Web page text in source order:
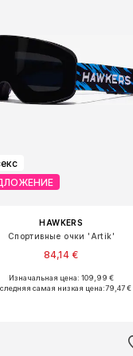
HAWKERS
Спортивные очки 'Artik'
84,14 €
Доступные размеры: Onesize
Изначальная цена: 109,99 €
самая низкая цена:79,47 €